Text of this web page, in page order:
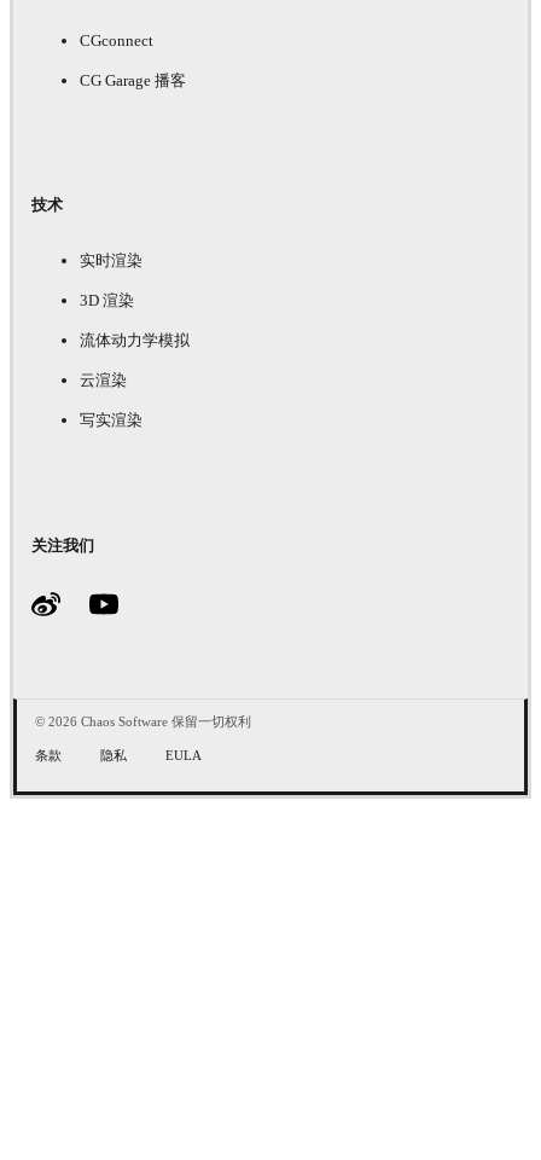
CGconnect
CG Garage 播客
技术
实时渲染
3D 渲染
流体动力学模拟
云渲染
写实渲染
关注我们
© 2026 Chaos Software 保留一切权利
条款 隐私 EULA